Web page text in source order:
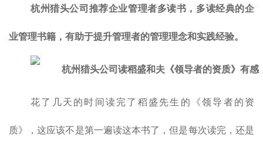
杭州猎头公司推荐企业管理者多读书，多读经典的企
业管理书籍，有助于提升管理者的管理理念和实践经验。
花了几天的时间读完了稻盛先生的《领导者的资
质》，这应该不是第一遍读这本书了，但是每次读完，还是